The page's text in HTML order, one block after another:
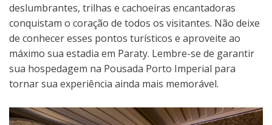
deslumbrantes, trilhas e cachoeiras encantadoras
conquistam o coração de todos os visitantes. Não deixe
de conhecer esses pontos turísticos e aproveite ao
máximo sua estadia em Paraty. Lembre-se de garantir
sua hospedagem na Pousada Porto Imperial para
tornar sua experiência ainda mais memorável.